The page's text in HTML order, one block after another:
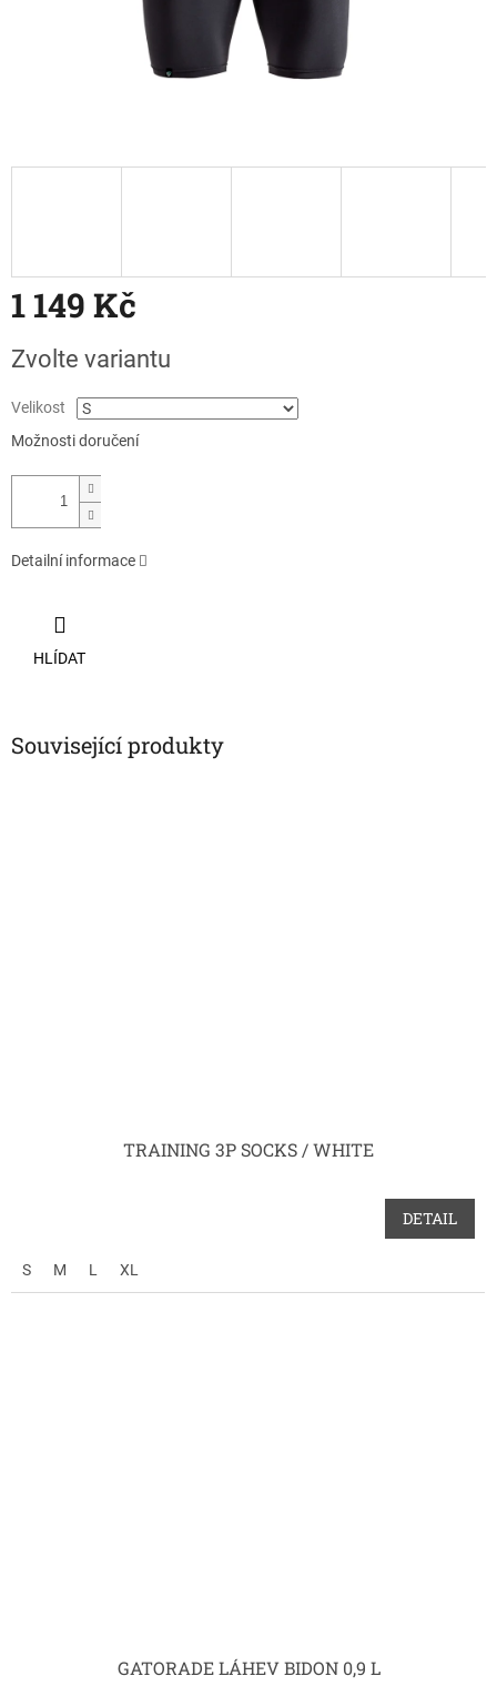
1 149 Kč
cena:
Zvolte variantu
Velikost
Možnosti doručení
Detailní informace
HLÍDAT
Související produkty
TRAINING 3P SOCKS / WHITE
DETAIL
S M L XL
GATORADE LÁHEV BIDON 0,9 L